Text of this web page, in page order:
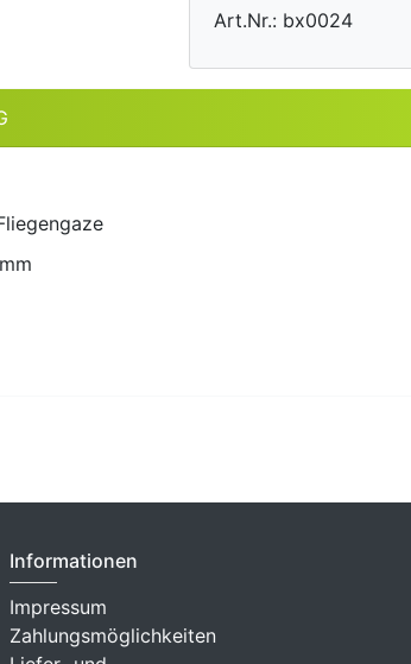
Art.Nr.: bx0024
Informationen
Impressum
Zahlungsmöglichkeiten